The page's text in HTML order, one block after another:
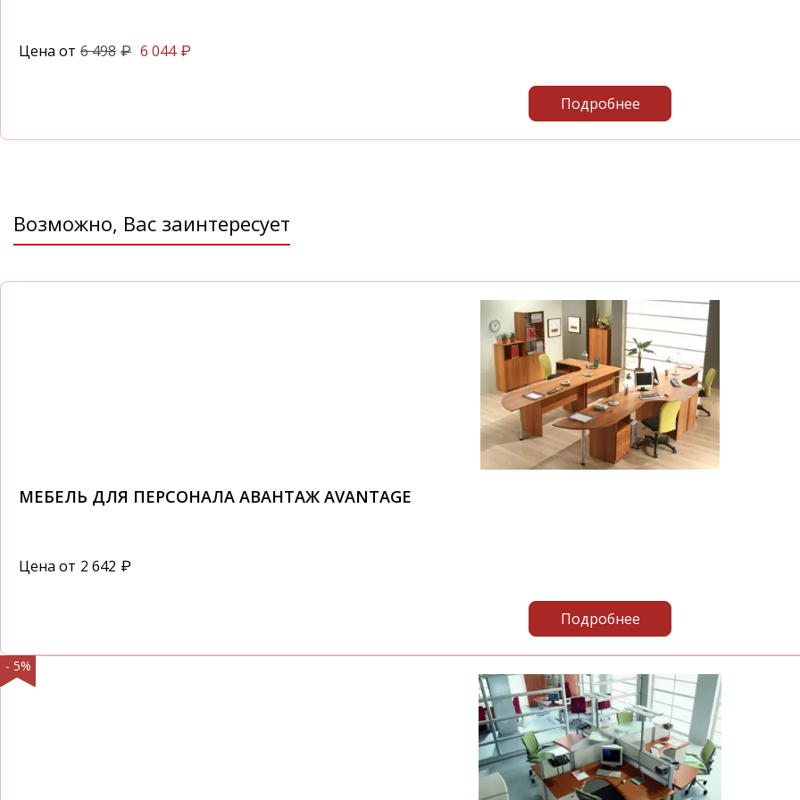
Цена от 6 498 ₽ 6 044 ₽
Подробнее
Возможно, Вас заинтересует
МЕБЕЛЬ ДЛЯ ПЕРСОНАЛА АВАНТАЖ AVANTAGE
Цена от 2 642 ₽
Подробнее
- 5%